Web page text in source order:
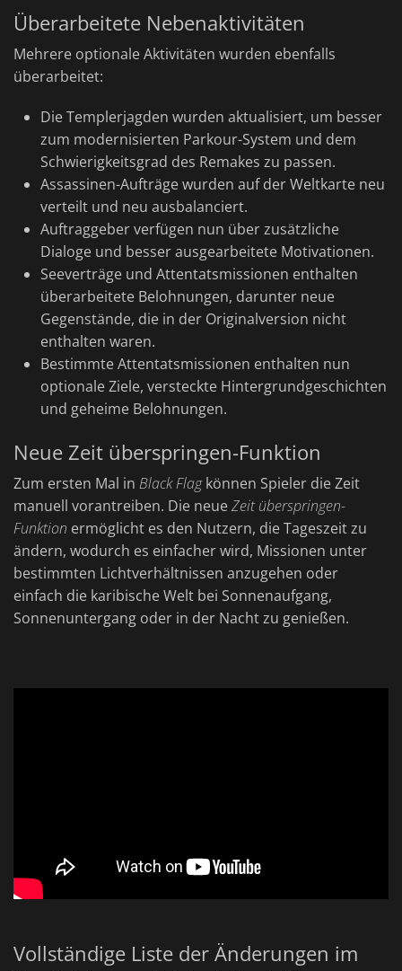
Überarbeitete Nebenaktivitäten
Mehrere optionale Aktivitäten wurden ebenfalls
überarbeitet:
Die Templerjagden wurden aktualisiert, um besser
zum modernisierten Parkour-System und dem
Schwierigkeitsgrad des Remakes zu passen.
Assassinen-Aufträge wurden auf der Weltkarte neu
verteilt und neu ausbalanciert.
Auftraggeber verfügen nun über zusätzliche
Dialoge und besser ausgearbeitete Motivationen.
Seeverträge und Attentatsmissionen enthalten
überarbeitete Belohnungen, darunter neue
Gegenstände, die in der Originalversion nicht
enthalten waren.
Bestimmte Attentatsmissionen enthalten nun
optionale Ziele, versteckte Hintergrundgeschichten
und geheime Belohnungen.
Neue Zeit überspringen-Funktion
Zum ersten Mal in Black Flagkönnen Spieler die Zeit
manuell vorantreiben. Die neueZeit überspringen-
Funktion ermöglicht es den Nutzern, die Tageszeit zu
ändern, wodurch es einfacher wird, Missionen unter
bestimmten Lichtverhältnissen anzugehen oder
einfach die karibische Welt bei Sonnenaufgang,
Sonnenuntergang oder in der Nacht zu genießen.
Vollständige Liste der Änderungen im